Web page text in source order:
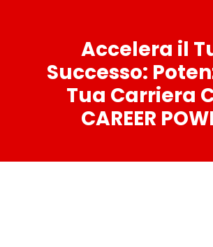
Accelera il
Successo:
Tua Carriera
CAREER